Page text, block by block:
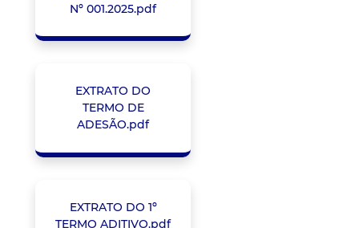
Nº 001.2025.pdf
EXTRATO DO
TERMO DE
ADESÃO.pdf
EXTRATO DO 1º
TERMO ADITIVO.pdf